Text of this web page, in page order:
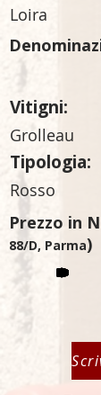
Loira
Vitigni:
Grolleau
Tipologia:
Rosso
Prezzo in
88/D, Parma)